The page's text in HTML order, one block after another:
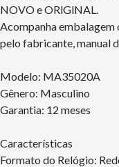
NOVO e ORlGlNAL.
Acompanha
pelo fabricante, manual
Modelo: MA35020A
Gênero: Masculino
Garantia: 12 meses
Características
Formato do Relógio: